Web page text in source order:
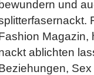
bewundern und
Magazin,
ablichten